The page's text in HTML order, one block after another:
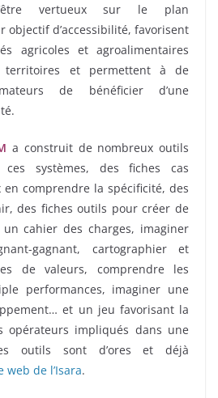
vertueux sur le plan
objectif d’accessibilité, favorisent
agricoles et agroalimentaires
territoires et permettent à de
de bénéficier d’une
a construit de nombreux outils
ces systèmes, des fiches cas
comprendre la spécificité, des
des fiches outils pour créer de
cahier des charges, imaginer
gagnant, cartographier et
de valeurs, comprendre les
performances, imaginer une
et un jeu favorisant la
opérateurs impliqués dans une
outils sont d’ores et déjà
web de l’Isara.